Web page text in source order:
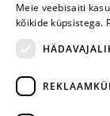
Meie veebisaiti
kõikide küpsistega.